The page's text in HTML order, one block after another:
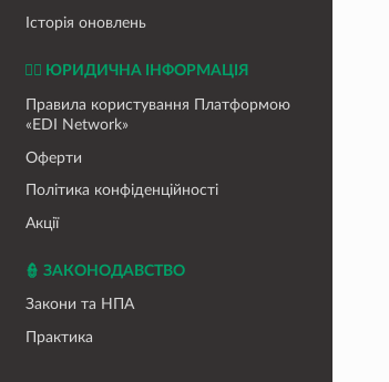
Історія оновлень
👨‍⚖️ ЮРИДИЧНА ІНФОРМАЦІЯ
Правила користування Платформою
«EDI Network»
Оферти
Політика конфіденційності
Акції
👮 ЗАКОНОДАВСТВО
Закони та НПА
Практика